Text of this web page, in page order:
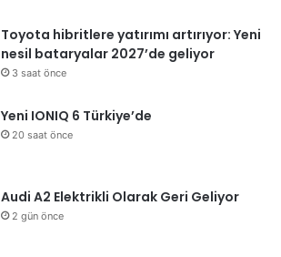
Toyota hibritlere yatırımı artırıyor: Yeni
nesil bataryalar 2027’de geliyor
3 saat önce
Yeni IONIQ 6 Türkiye’de
20 saat önce
Audi A2 Elektrikli Olarak Geri Geliyor
2 gün önce